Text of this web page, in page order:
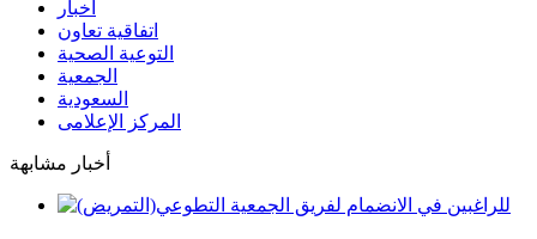
أخبار
اتفاقية تعاون
التوعية الصحية
الجمعية
السعودية
المركز الإعلامى
أخبار مشابهة